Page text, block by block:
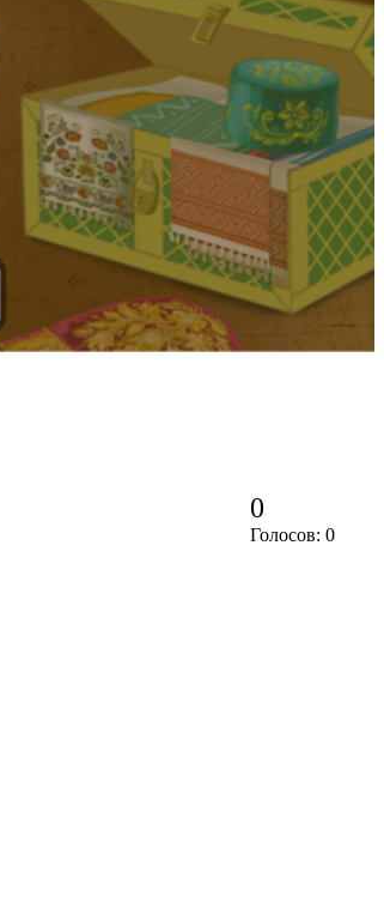
0
Голосов: 0